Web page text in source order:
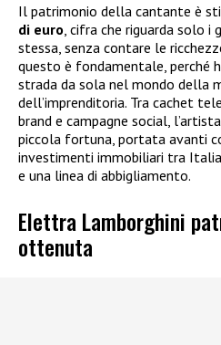
Il patrimonio della cantante è
di euro , cifra che riguarda solo
stessa, senza contare le
questo è fondamentale, perché
strada da sola nel mondo della
dell’imprenditoria. Tra cachet
brand e campagne social,
piccola fortuna, portata avanti
investimenti immobiliari tra
e una linea di abbigliamento.
Elettra Lamborghini
ottenuta